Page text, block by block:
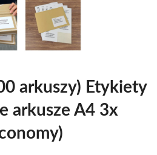
arkuszy) Etykiety
arkusze A4 3x